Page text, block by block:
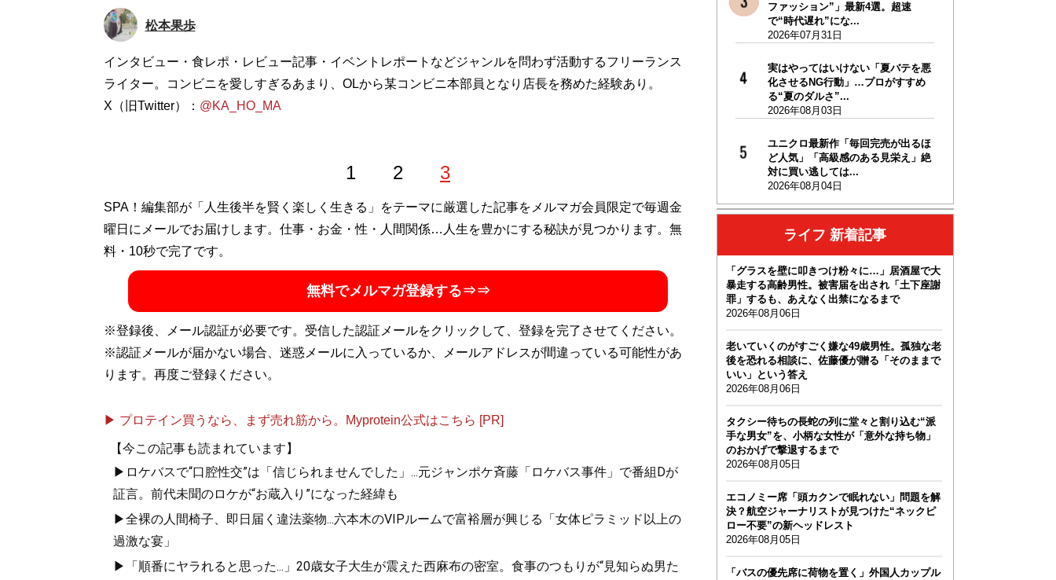
松本果歩
インタビュー・食レポ・レビュー記事・イベントレポートなどジャンルを問わず活動するフリーランス
ライター。コンビニを愛しすぎるあまり、OLから某コンビニ本部員となり店長を務めた経験あり。
X（旧Twitter）： @KA_HO_MA
1 2 3
SPA！編集部が「人生後半を賢く楽しく生きる」をテーマに厳選した記事をメルマガ会員限定で毎週金
曜日にメールでお届けします。仕事・お金・性・人間関係…人生を豊かにする秘訣が見つかります。無
料・10秒で完了です。
無料でメルマガ登録する⇒⇒
※登録後、メール認証が必要です。受信した認証メールをクリックして、登録を完了させてください。
※認証メールが届かない場合、迷惑メールに入っているか、メールアドレスが間違っている可能性があ
ります。再度ご登録ください。
▶ プロテイン買うなら、まず売れ筋から。Myprotein公式はこちら [PR]
【今この記事も読まれています】
▶ロケバスで“口腔性交”は「信じられませんでした」...元ジャンポケ斉藤「ロケバス事件」で番組Dが
証言。前代未聞のロケが“お蔵入り”になった経緯も
▶全裸の人間椅子、即日届く違法薬物...六本木のVIPルームで富裕層が興じる「女体ピラミッド以上の
過激な宴」
▶「順番にヤラれると思った...」20歳女子大生が震えた西麻布の密室。食事のつもりが“見知らぬ男た
ファッション”」最新4選。超速
で“時代遅れ”にな...
2026年07月31日
実はやってはいけない「夏バテを悪
化させるNG行動」…プロがすすめ
る“夏のダルさ”...
2026年08月03日
ユニクロ最新作「毎回完売が出るほ
ど人気」「高級感のある見栄え」絶
対に買い逃しては...
2026年08月04日
ライフ 新着記事
「グラスを壁に叩きつけ粉々に…」居酒屋で大
暴走する高齢男性。被害届を出され「土下座謝
罪」するも、あえなく出禁になるまで
2026年08月06日
老いていくのがすごく嫌な49歳男性。孤独な老
後を恐れる相談に、佐藤優が贈る「そのままで
いい」という答え
2026年08月06日
タクシー待ちの長蛇の列に堂々と割り込む“派
手な男女”を、小柄な女性が「意外な持ち物」
のおかげで撃退するまで
2026年08月05日
エコノミー席「頭カクンで眠れない」問題を解
決？航空ジャーナリストが見つけた“ネックピ
ロー不要”の新ヘッドレスト
2026年08月05日
「バスの優先席に荷物を置く」外国人カップル